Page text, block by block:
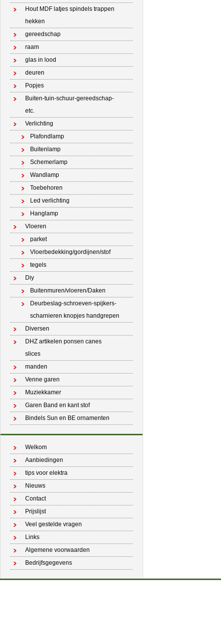
Hout MDF latjes spindels trappen
hekken
gereedschap
raam
glas in lood
deuren
Popjes
Buiten-tuin-schuur-gereedschap-
etc.
Verlichting
Plafondlamp
Buitenlamp
Schemerlamp
Wandlamp
Toebehoren
Led verlichting
Hanglamp
Vloeren
parket
Vloerbedekking/gordijnen/stof
tegels
Diy
Buitenmuren/vloeren/Daken
Deurbeslag-schroeven-spijkers-
scharnieren knopjes handgrepen
Diversen
DHZ artikelen ponsen canes
slices
manden
Venne garen
Muziekkamer
Garen Band en kant stof
Bindels Sun en BE ornamenten
Welkom
Aanbiedingen
tips voor elektra
Nieuws
Contact
Prijslijst
Veel gestelde vragen
Links
Algemene voorwaarden
Bedrijfsgegevens